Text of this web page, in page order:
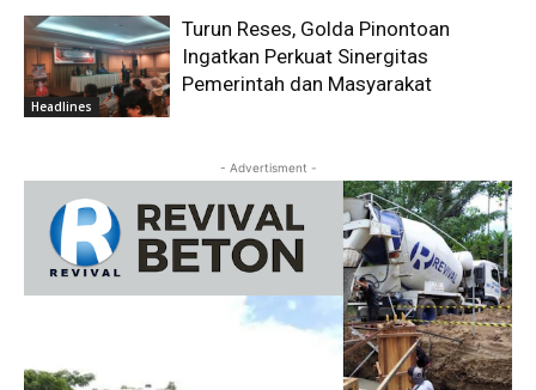
Headlines
Turun Reses, Golda Pinontoan
Ingatkan Perkuat Sinergitas
Pemerintah dan Masyarakat
- Advertisment -